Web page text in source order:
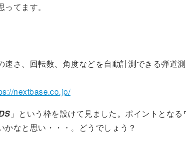
てます。
速さ、回転数、角度などを自動計測できる弾道
nextbase.co.jp/
」という枠を設けて見ました。ポイントとなる
かなと思い・・・。どうでしょう？